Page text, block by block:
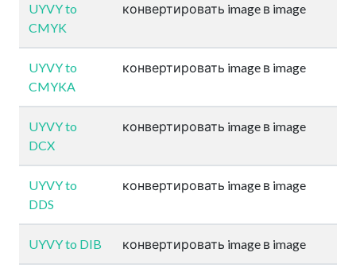
UYVY to
CMYK
конвертировать image в image
UYVY to
CMYKA
конвертировать image в image
UYVY to
DCX
конвертировать image в image
UYVY to
DDS
конвертировать image в image
UYVY to DIB конвертировать image в image